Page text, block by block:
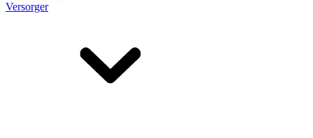
Versorger